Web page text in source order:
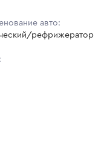
авто:
рефрижератор